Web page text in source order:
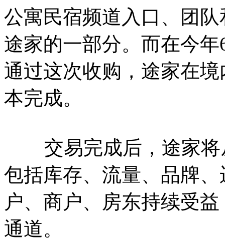
公寓民宿频道入口、团
途家的一部分。而在今
通过这次收购，途家在
本完成。
交易完成后，途家将
包括库存、流量、品牌
户、商户、房东持续受
通道。